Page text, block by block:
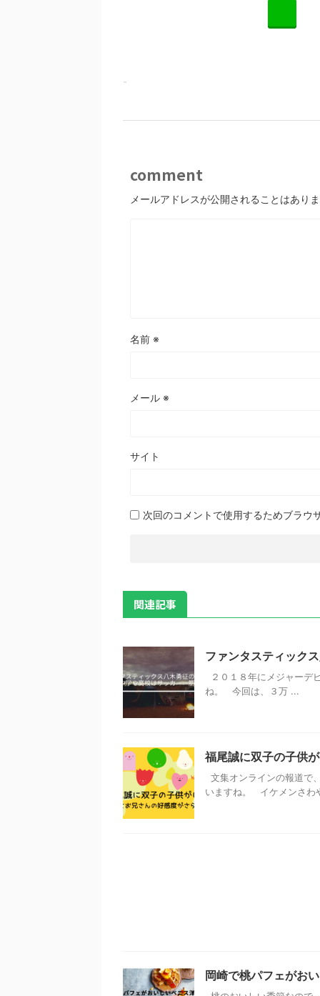
-
comment
メールアドレスが公開されることはあり
名前 ※
メール ※
サイト
次回のコメントで使用するためブラウ
関連記事
ファンタスティック
２０１８年にメジャーデ
ね。 今回は、３万 ...
福尾誠に双子の子供
文集オンラインの報道で
いますね。 イケメンさわ
岡崎で桃パフェがお